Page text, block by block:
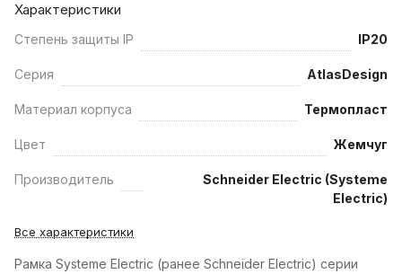
Характеристики
Степень защиты IP IP20
Серия AtlasDesign
Материал корпуса Термопласт
Цвет Жемчуг
Производитель
Schneider Electric (Systeme
Electric)
Все характеристики
Рамка Systeme Electric (ранее Schneider Electric) серии